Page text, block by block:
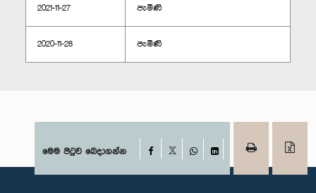
2021-11-27 පැමිණි
2020-11-28 පැමිණි
මෙම පිටුව බෙදාගන්න Facebook
WhatsAppLinkedIn